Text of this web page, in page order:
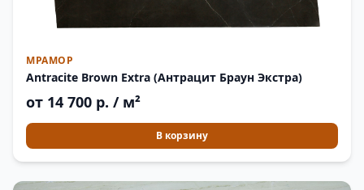
МРАМОР
Antracite Brown Extra (Антрацит Браун Экстра)
от 14 700 р. / м²
В корзину